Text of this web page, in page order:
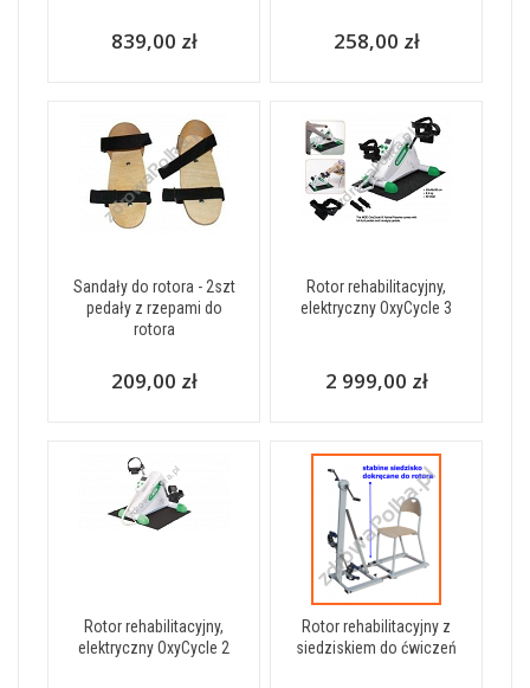
839,00 zł 258,00 zł
Sandały do rotora - 2szt
pedały z rzepami do
rotora
209,00 zł
Rotor rehabilitacyjny,
elektryczny OxyCycle 3
2 999,00 zł
Rotor rehabilitacyjny,
elektryczny OxyCycle 2
Rotor rehabilitacyjny z
siedziskiem do ćwiczeń